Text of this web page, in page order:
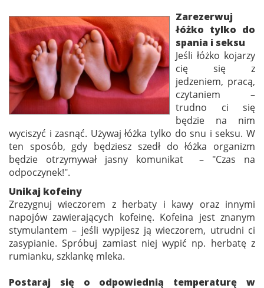
Zarezerwuj
łóżko tylko do
spania i seksu
Jeśli łóżko kojarzy
cię się z
jedzeniem, pracą,
czytaniem –
trudno ci się
będzie na nim
wyciszyć i zasnąć. Używaj łóżka tylko do snu i seksu. W
ten sposób, gdy będziesz szedł do łóżka organizm
będzie otrzymywał jasny komunikat – "Czas na
odpoczynek!".
Unikaj kofeiny
Zrezygnuj wieczorem z herbaty i kawy oraz innymi
napojów zawierających kofeinę. Kofeina jest znanym
stymulantem – jeśli wypijesz ją wieczorem, utrudni ci
zasypianie. Spróbuj zamiast niej wypić np. herbatę z
rumianku, szklankę mleka.
Postaraj się o odpowiednią temperaturę w